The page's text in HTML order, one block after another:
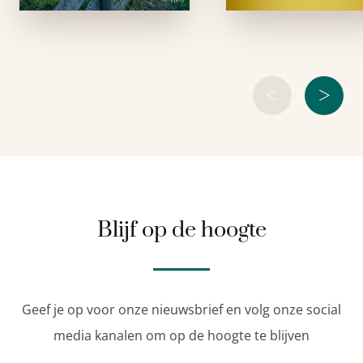
< >
zijn leven. Nu bekijkt
vastklampen om
Blijf op de hoogte
Geef je op voor onze nieuwsbrief en volg onze social
media kanalen om op de hoogte te blijven